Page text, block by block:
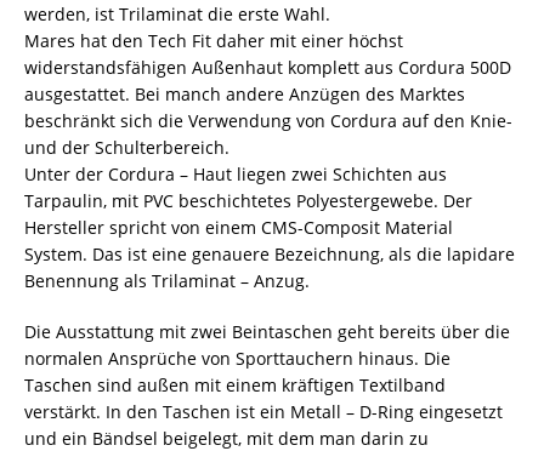
werden, ist Trilaminat die erste Wahl.
Mares hat den Tech Fit daher mit einer höchst
widerstandsfähigen Außenhaut komplett aus Cordura 500D
ausgestattet. Bei manch andere Anzügen des Marktes
beschränkt sich die Verwendung von Cordura auf den Knie-
und der Schulterbereich.
Unter der Cordura – Haut liegen zwei Schichten aus
Tarpaulin, mit PVC beschichtetes Polyestergewebe. Der
Hersteller spricht von einem CMS-Composit Material
System. Das ist eine genauere Bezeichnung, als die lapidare
Benennung als Trilaminat – Anzug.
Die Ausstattung mit zwei Beintaschen geht bereits über die
normalen Ansprüche von Sporttauchern hinaus. Die
Taschen sind außen mit einem kräftigen Textilband
verstärkt. In den Taschen ist ein Metall – D-Ring eingesetzt
und ein Bändsel beigelegt, mit dem man darin zu